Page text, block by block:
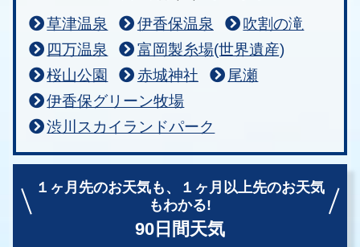
草津温泉 伊香保温泉
吹割の滝
四万温泉
富岡製糸場(世界遺産)
桜山公園
赤城神社
尾瀬
伊香保グリーン牧場
渋川スカイランドパーク
１ヶ月先のお天気も、
１ヶ月以上先のお天気
もわかる!
90日間天気